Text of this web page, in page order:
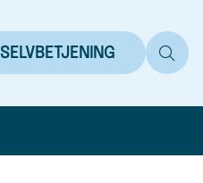
SELVBETJENING